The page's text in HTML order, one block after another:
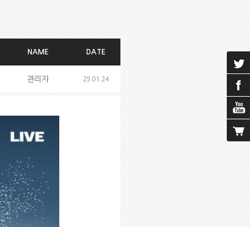
NAME DATE
관리자 25.01.24